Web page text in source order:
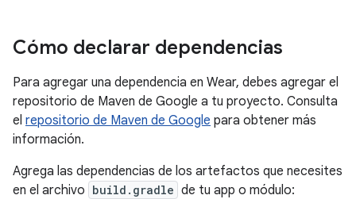
Cómo declarar dependencias
Para agregar una dependencia en Wear, debes agregar el
repositorio de Maven de Google a tu proyecto. Consulta
el repositorio de Maven de Google para obtener más
información.
Agrega las dependencias de los artefactos que necesites
en el archivo build.gradle de tu app o módulo: